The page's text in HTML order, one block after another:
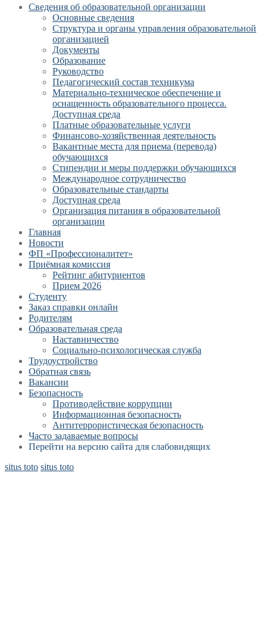
Сведения об образовательной организации
Основные сведения
Структура и органы управления образовательной
организацией
Документы
Образование
Руководство
Педагогический состав техникума
Материально-техническое обеспечение и
оснащенность образовательного процесса.
Доступная среда
Платные образовательные услуги
Финансово-хозяйственная деятельность
Вакантные места для приема (перевода)
обучающихся
Стипендии и меры поддержки обучающихся
Международное сотрудничество
Образовательные стандарты
Доступная среда
Организация питания в образовательной
организации
Главная
Новости
ФП «Профессионалитет»
Приёмная комиссия
Рейтинг абитуриентов
Прием 2026
Студенту
Заказ справки онлайн
Родителям
Образовательная среда
Наставничество
Социально-психологическая служба
Трудоустройство
Обратная связь
Вакансии
Безопасность
Противодействие коррупции
Информационная безопасность
Антитеррористическая безопасность
Часто задаваемые вопросы
Перейти на версию сайта для слабовидящих
situs toto situs toto